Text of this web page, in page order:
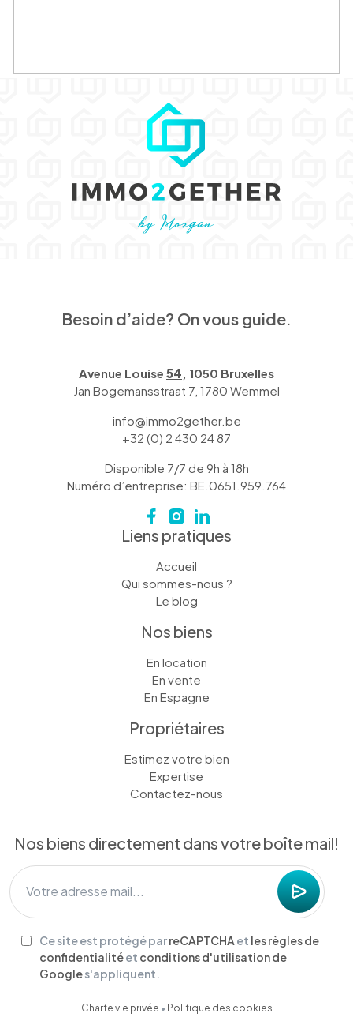
Besoin d’aide? On vous guide.
Avenue Louise 54 , 1050 Bruxelles
Jan Bogemansstraat 7, 1780 Wemmel
info@immo2gether.be
+32 (0) 2 430 24 87
Disponible 7/7 de 9h à 18h
Numéro d’entreprise: BE.0651.959.764
Liens pratiques
Accueil
Qui sommes-nous ?
Le blog
Nos biens
En location
En vente
En Espagne
Propriétaires
Estimez votre bien
Expertise
Contactez-nous
Nos biens directement dans votre boîte mail!
Ce site est protégé parreCAPTCHA et les règles de
confidentialitéet conditions d'utilisation de
Googles'appliquent.
Charte vie privée • Politique des cookies